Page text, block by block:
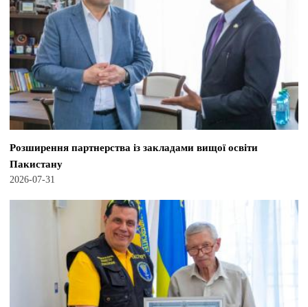
Розширення партнерства із закладами вищої освіти
Пакистану
2026-07-31